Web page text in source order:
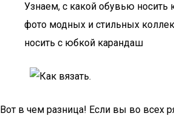
Узнаем, с какой обувью
фото модных и стильных
носить с юбкой карандаш
Вот в чем разница! Если вы во всех